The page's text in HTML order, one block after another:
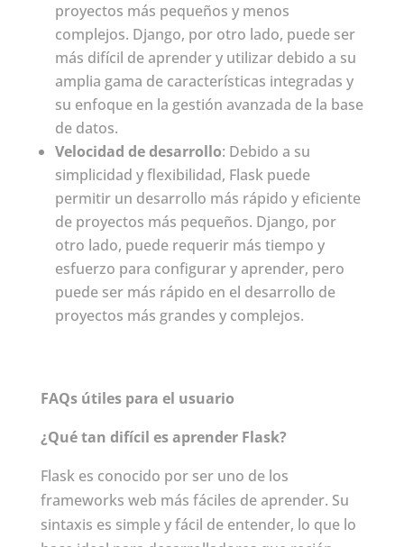
proyectos más pequeños y menos
complejos. Django, por otro lado, puede ser
más difícil de aprender y utilizar debido a su
amplia gama de características integradas y
su enfoque en la gestión avanzada de la base
de datos.
Velocidad de desarrollo: Debido a su
simplicidad y flexibilidad, Flask puede
permitir un desarrollo más rápido y eficiente
de proyectos más pequeños. Django, por
otro lado, puede requerir más tiempo y
esfuerzo para configurar y aprender, pero
puede ser más rápido en el desarrollo de
proyectos más grandes y complejos.
FAQs útiles para el usuario
¿Qué tan difícil es aprender Flask?
Flask es conocido por ser uno de los
frameworks web más fáciles de aprender. Su
sintaxis es simple y fácil de entender, lo que lo